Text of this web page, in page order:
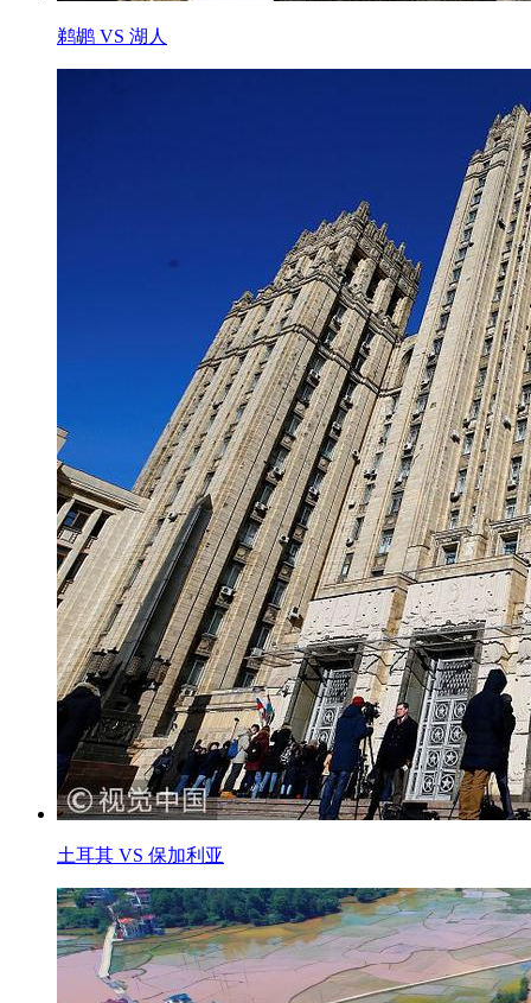
鹈鹕 VS 湖人
土耳其 VS 保加利亚